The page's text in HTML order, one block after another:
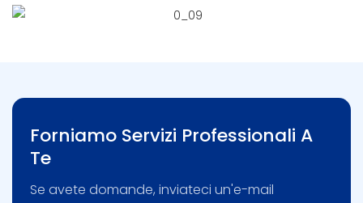
Forniamo Servizi Professionali A
Te
Se avete domande, inviateci un'e-mail